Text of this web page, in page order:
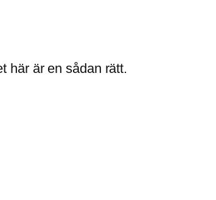
här är en sådan rätt.